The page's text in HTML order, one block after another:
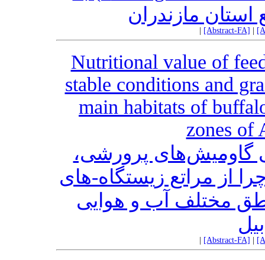
مازندران
[Abstract-FA]
Nutritional value of
stable conditions and
main habitats of
zones of
گاومیش‌های پرورشی،
از مراتع زیستگاه-های
مختلف آب و هوایی
[Abstract-FA]